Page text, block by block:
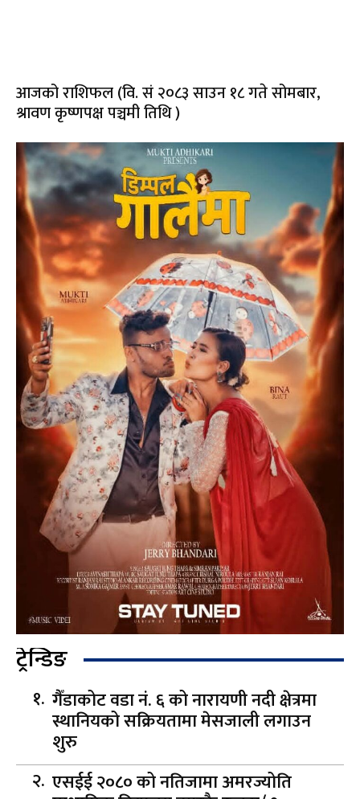
आजको राशिफल (वि. सं २०८३ साउन १८ गते सोमबार,
श्रावण कृष्णपक्ष पञ्चमी तिथि )
ट्रेन्डिङ
गैँडाकोट वडा नं. ६ को नारायणी नदी क्षेत्रमा
स्थानियको सक्रियतामा मेसजाली लगाउन
शुरु
एसईई २०८० को नतिजामा अमरज्योति